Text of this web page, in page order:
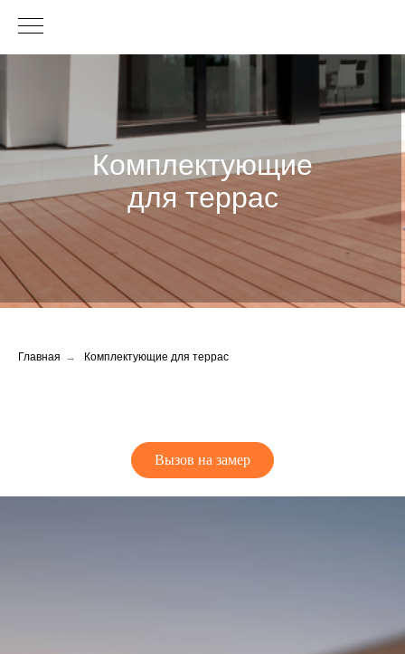
Комплектующие
для террас
Главная → Комплектующие для террас
Вызов на замер